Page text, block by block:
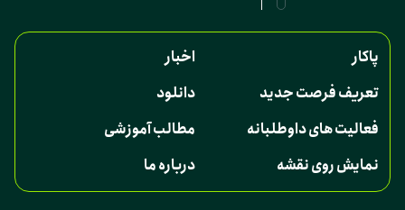
پاکار
اخبار
تعریف فرصت جدید
دانلود
فعالیت های داوطلبانه
مطالب آموزشی
نمایش روی نقشه
درباره ما